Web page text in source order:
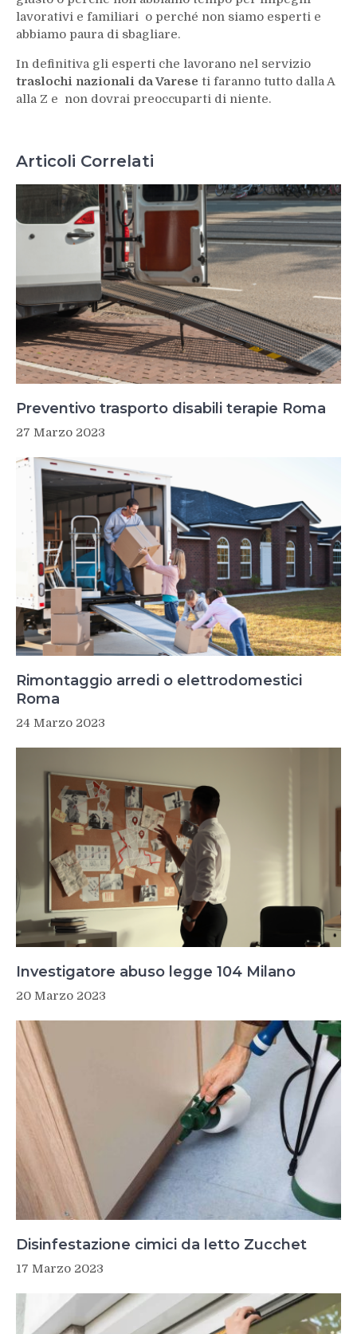
lavorativi e familiari o perché non siamo esperti e
abbiamo paura di sbagliare.
In definitiva gli esperti che lavorano nel servizio
traslochi nazionali da Varese ti faranno tutto dalla A
alla Z e non dovrai preoccuparti di niente.
Articoli Correlati
Preventivo trasporto disabili terapie Roma
27 Marzo 2023
Rimontaggio arredi o elettrodomestici
Roma
24 Marzo 2023
Investigatore abuso legge 104 Milano
20 Marzo 2023
Disinfestazione cimici da letto Zucchet
17 Marzo 2023